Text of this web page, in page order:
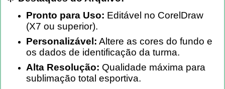
Pronto para Uso: Editável no CorelDraw
(X7 ou superior).
Personalizável: Altere as cores do fundo e
os dados de identificação da turma.
Alta Resolução: Qualidade máxima para
sublimação total esportiva.